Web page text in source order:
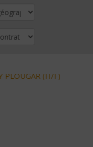
PLOUGAR (H/F)